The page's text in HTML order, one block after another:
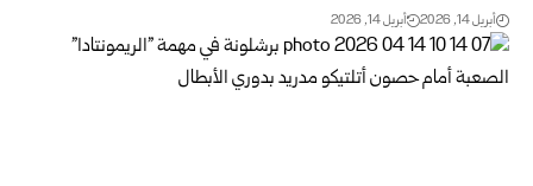
أبريل 14, 2026 أبريل 14, 2026